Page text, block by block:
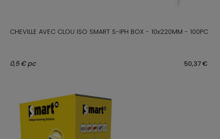
CHEVILLE AVEC CLOU ISO SMART S-IPH BOX - 10x220MM - 100PC
50,37 €
0,5 € pc